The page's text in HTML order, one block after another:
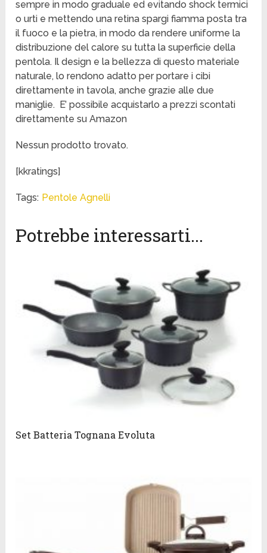
sempre in modo graduale ed evitando shock termici
o urti e mettendo una retina spargi fiamma posta tra
il fuoco e la pietra, in modo da rendere uniforme la
distribuzione del calore su tutta la superficie della
pentola. Il design e la bellezza di questo materiale
naturale, lo rendono adatto per portare i cibi
direttamente in tavola, anche grazie alle due
maniglie. E’ possibile acquistarlo a prezzi scontati
direttamente su Amazon
Nessun prodotto trovato.
[kkratings]
Tags: Pentole Agnelli
Potrebbe interessarti...
Set Batteria Tognana Evoluta